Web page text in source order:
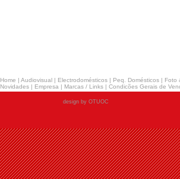
Home | Audiovisual | Electrodomésticos | Peq. Domésticos | Foto
Novidades | Empresa | Marcas / Links | Condicões Gerais de
design by OTUOC